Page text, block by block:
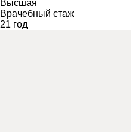
Высшая
Врачебный стаж
21 год